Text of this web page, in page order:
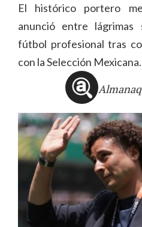
El histórico portero
anunció entre
fútbol profesional tras
con la Selección Mexicana.